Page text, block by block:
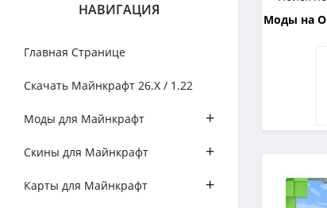
НАВИГАЦИЯ
Главная Странице
Скачать Майнкрафт 26.Х / 1.22
Моды для Майнкрафт +
Скины для Майнкрафт +
Карты для Майнкрафт +
Моды на